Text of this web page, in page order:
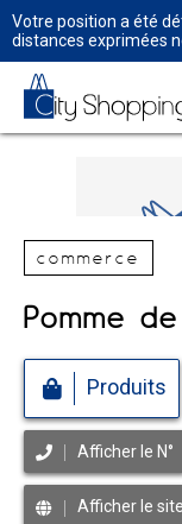
Votre position a été
distances exprimées
commerce
Pomme
Produits
Afficher le N°
Afficher le site